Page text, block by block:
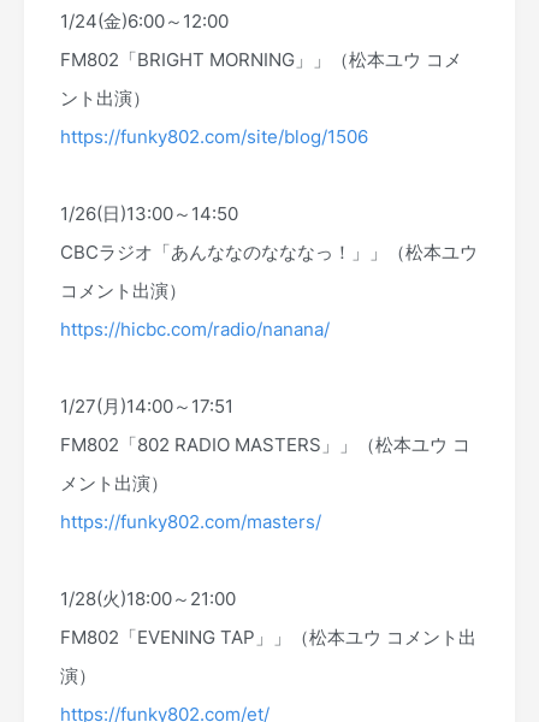
1/24(金)6:00～12:00
FM802「BRIGHT MORNING」」（松本ユウ コメ
ント出演）
https://funky802.com/site/blog/1506
1/26(日)13:00～14:50
CBCラジオ「あんななのなななっ！」」（松本ユウ
コメント出演）
https://hicbc.com/radio/nanana/
1/27(月)14:00～17:51
FM802「802 RADIO MASTERS」」（松本ユウ コ
メント出演）
https://funky802.com/masters/
1/28(火)18:00～21:00
FM802「EVENING TAP」」（松本ユウ コメント出
演）
https://funky802.com/et/